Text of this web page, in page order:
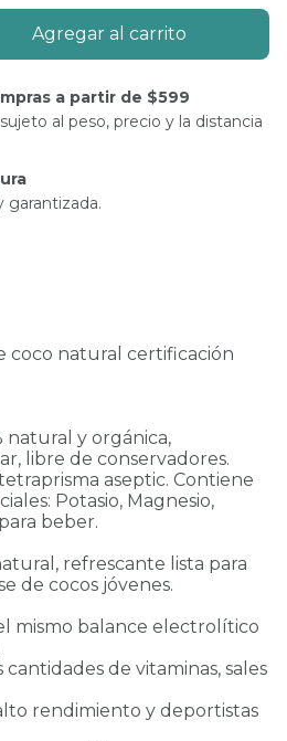
a partir de $599
al peso, precio y la distancia
garantizada.
coco natural certificación
natural y orgánica,
libre de conservadores.
aseptic. Contiene
Potasio, Magnesio,
beber.
refrescante lista para
de cocos jóvenes.
mismo balance electrolítico
de vitaminas, sales
rendimiento y deportistas